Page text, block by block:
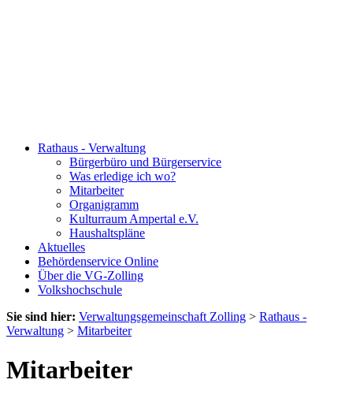
Rathaus - Verwaltung
Bürgerbüro und Bürgerservice
Was erledige ich wo?
Mitarbeiter
Organigramm
Kulturraum Ampertal e.V.
Haushaltspläne
Aktuelles
Behördenservice Online
Über die VG-Zolling
Volkshochschule
Sie sind hier: Verwaltungsgemeinschaft Zolling > Rathaus -
Verwaltung > Mitarbeiter
Mitarbeiter